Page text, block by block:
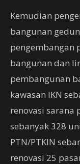
Kemudian
bangunan
pengembangan
bangunan dan
pembangunan
kawasan IKN
renovasi sarana
sebanyak 328
PTN/PTKIN
renovasi 25